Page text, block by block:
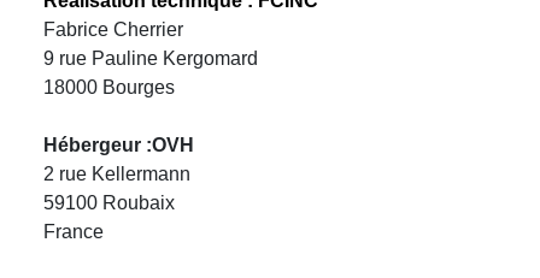
Fabrice Cherrier
9 rue Pauline Kergomard
18000 Bourges
Hébergeur :OVH
2 rue Kellermann
59100 Roubaix
France